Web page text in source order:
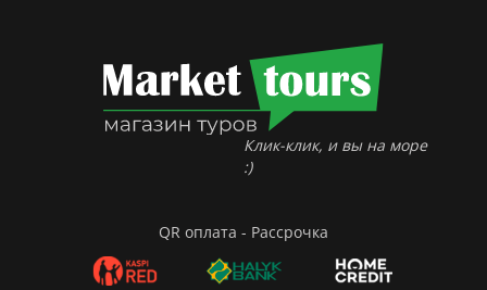
Клик-клик, и вы на море
:)
QR оплата - Рассрочка